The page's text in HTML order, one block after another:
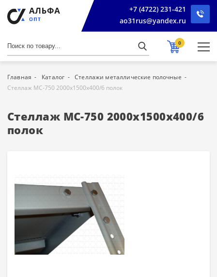
+7 (4722) 231-421
ao31rus@yandex.ru
0
Главная Каталог
Стеллажи металлические полочные
Стеллаж МС-750 2000х1500х400/6 полок
Стеллаж МС-750 2000х1500х400/6
полок